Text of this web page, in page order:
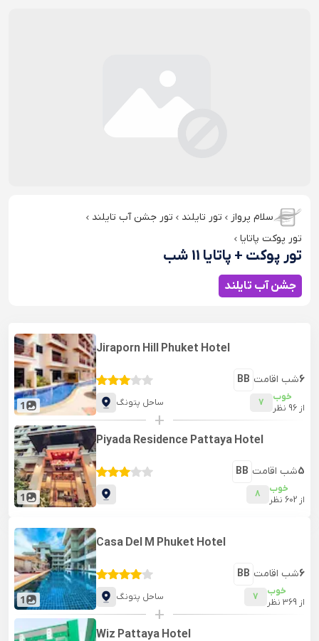
سلام پرواز تور تایلند
تور جشن آب تایلند
تور پوکت پاتایا
تور پوکت + پاتایا 11 شب
جشن آب تایلند
1
Jiraporn Hill Phuket Hotel
BB شب اقامت6
ساحل پتونگ 7
خوب
از 96 نظر
+
1
Piyada Residence Pattaya Hotel
BB شب اقامت5
8
خوب
از 602 نظر
1
Casa Del M Phuket Hotel
BB شب اقامت6
ساحل پتونگ 7
خوب
از 369 نظر
+
Wiz Pattaya Hotel